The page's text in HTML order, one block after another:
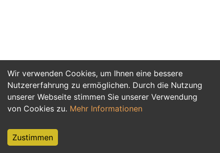
Wir verwenden Cookies, um Ihnen eine bessere
Nutzererfahrung zu ermöglichen. Durch die Nutzung
unserer Webseite stimmen Sie unserer Verwendung
von Cookies zu. Mehr Informationen
Zustimmen